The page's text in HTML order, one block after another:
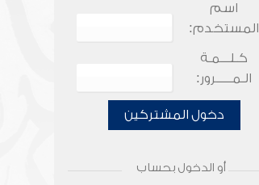
اسم
المستخدم:
كـلـــمـة
الـمـــــرور:
دخول المشتركين
أو الدخول بحساب